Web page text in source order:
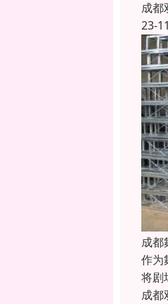
成都
23-
成都
作为
将剧
成都